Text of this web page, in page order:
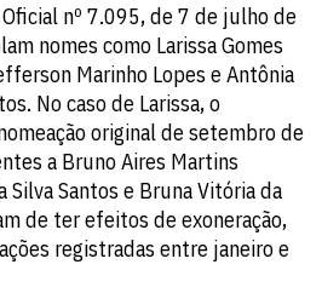
nº 7.095, de 7 de julho de
nomes como Larissa Gomes
Marinho Lopes e Antônia
No caso de Larissa, o
original de setembro de
a Bruno Aires Martins
Silva Santos e Bruna Vitória da
de ter efeitos de exoneração,
registradas entre janeiro e